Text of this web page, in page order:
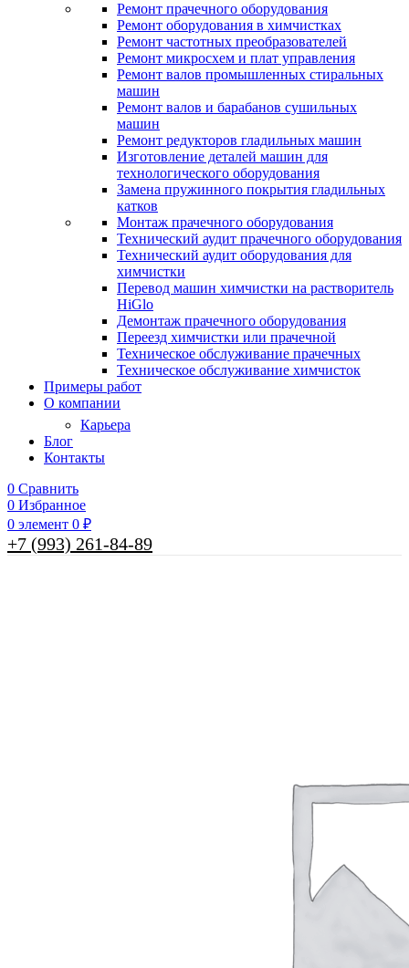
Ремонт прачечного оборудования
Ремонт оборудования в химчистках
Ремонт частотных преобразователей
Ремонт микросхем и плат управления
Ремонт валов промышленных стиральных
машин
Ремонт валов и барабанов сушильных
машин
Ремонт редукторов гладильных машин
Изготовление деталей машин для
технологического оборудования
Замена пружинного покрытия гладильных
катков
Монтаж прачечного оборудования
Технический аудит прачечного оборудования
Технический аудит оборудования для
химчистки
Перевод машин химчистки на растворитель
HiGlo
Демонтаж прачечного оборудования
Переезд химчистки или прачечной
Техническое обслуживание прачечных
Техническое обслуживание химчисток
Примеры работ
О компании
Карьера
Блог
Контакты
0 Сравнить
0 Избранное
0 элемент 0 ₽
+7 (993) 261-84-89